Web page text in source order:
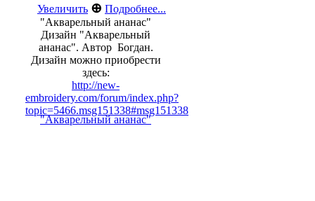
Увеличить ⊕ Подробнее...
"Акварельный ананас"
Дизайн "Акварельный
ананас". Автор Богдан.
Дизайн можно приобрести
здесь:
http://new-
embroidery.com/forum/index.php?
topic=5466.msg151338#msg151338
"Акварельный ананас"